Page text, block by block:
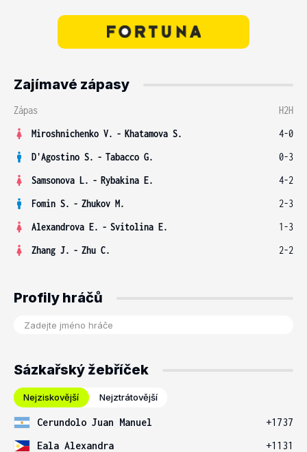
Zajímavé zápasy
Zápas
H2H
Miroshnichenko V. - Khatamova S.
4-0
D'Agostino S. - Tabacco G.
0-3
Samsonova L. - Rybakina E.
4-2
Fomin S. - Zhukov M.
2-3
Alexandrova E. - Svitolina E.
1-3
Zhang J. - Zhu C. 2-2
Profily hráčů
Sázkařský žebříček
Nejziskovější Nejztrátovější
Cerundolo Juan Manuel
+1737
Eala Alexandra
+1131